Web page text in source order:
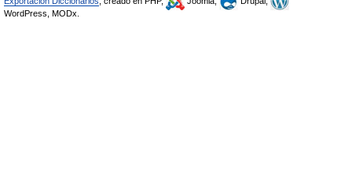
WordPress, MODx.